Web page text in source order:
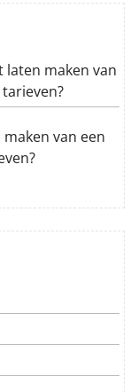
laten maken van
van een